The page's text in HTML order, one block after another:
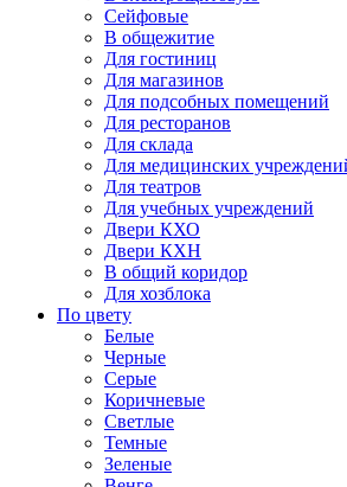
Сейфовые
В общежитие
Для гостиниц
Для магазинов
Для подсобных помещений
Для ресторанов
Для склада
Для медицинских
Для театров
Для учебных учреждений
Двери КХО
Двери КХН
В общий коридор
Для хозблока
По цвету
Белые
Черные
Серые
Коричневые
Светлые
Темные
Зеленые